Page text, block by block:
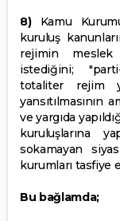
8)Kamu
kuruluş
rejimin meslek
istediğini;
totaliter rejim
yansıtılmasının
ve yargıda
kuruluşlarına
sokamayan
kurumları tasfiye
Bu bağlamda;